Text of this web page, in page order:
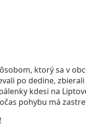
ktorý sa v
po dedine,
kdesi na
pohybu má